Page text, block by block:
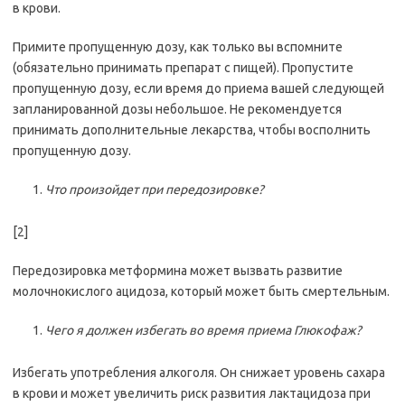
в крови.
Примите пропущенную дозу, как только вы вспомните
(обязательно принимать препарат с пищей). Пропустите
пропущенную дозу, если время до приема вашей следующей
запланированной дозы небольшое. Не рекомендуется
принимать дополнительные лекарства, чтобы восполнить
пропущенную дозу.
Что произойдет при передозировке?
[2]
Передозировка метформина может вызвать развитие
молочнокислого ацидоза, который может быть смертельным.
Чего я должен избегать во время приема Глюкофаж?
Избегать употребления алкоголя. Он снижает уровень сахара
в крови и может увеличить риск развития лактацидоза при